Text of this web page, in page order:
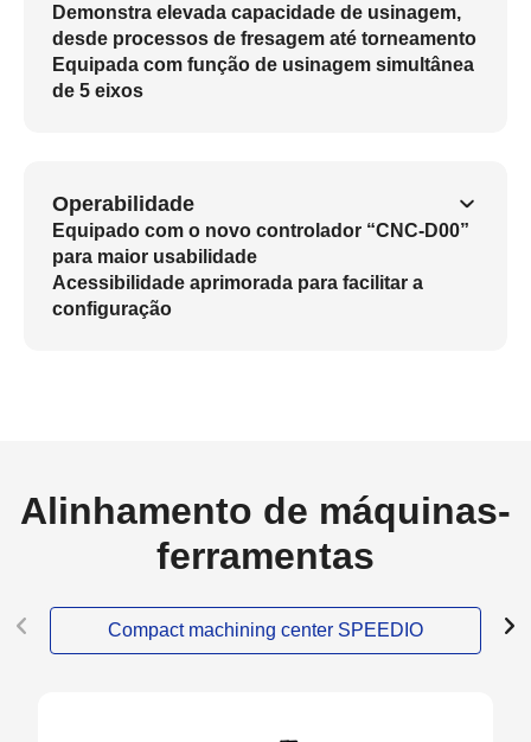
Demonstra elevada capacidade de usinagem,
desde processos de fresagem até torneamento
Equipada com função de usinagem simultânea
de 5 eixos
Operabilidade
Equipado com o novo controlador “CNC-D00”
para maior usabilidade
Acessibilidade aprimorada para facilitar a
configuração
Alinhamento de máquinas-
ferramentas
Compact machining center SPEEDIO